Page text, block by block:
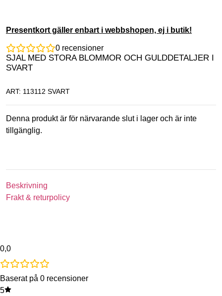
Presentkort gäller enbart i webbshopen, ej i butik!
0 recensioner
SJAL MED STORA BLOMMOR OCH GULDDETALJER I
SVART
ART: 113112 SVART
Denna produkt är för närvarande slut i lager och är inte
tillgänglig.
Beskrivning
Frakt & returpolicy
0,0
Baserat på 0 recensioner
5